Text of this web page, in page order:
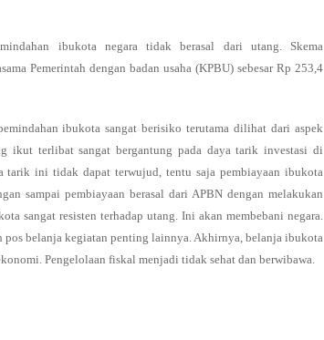
ibukota negara tidak berasal dari utang. Skema
Pemerintah dengan badan usaha (KPBU) sebesar Rp 253,4
ibukota sangat berisiko terutama dilihat dari aspek
ikut terlibat sangat bergantung pada daya tarik investasi di
tarik ini tidak dapat terwujud, tentu saja pembiayaan ibukota
sampai pembiayaan berasal dari APBN dengan melakukan
sangat resisten terhadap utang. Ini akan membebani negara.
pos belanja kegiatan penting lainnya. Akhirnya, belanja ibukota
Pengelolaan fiskal menjadi tidak sehat dan berwibawa.